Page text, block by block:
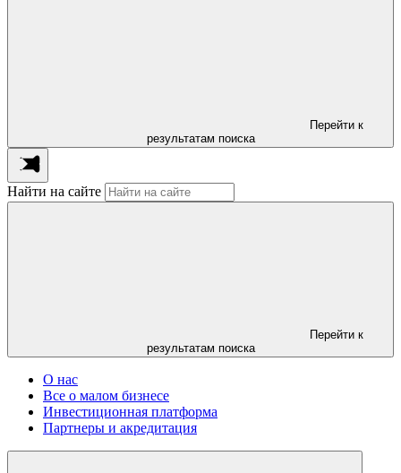
Перейти к
результатам поиска
Найти на сайте
Перейти к
результатам поиска
О нас
Все о малом бизнесе
Инвестиционная платформа
Партнеры и акредитация